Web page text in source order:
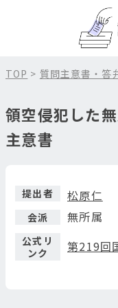
TOP > 質問主意書・答
領空侵犯した
主意書
提出者 松原仁
会派 無所属
公式リ
ンク
第219回